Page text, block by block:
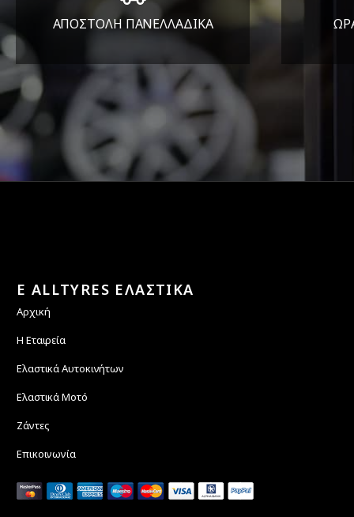
ΑΠΟΣΤΟΛΗ ΠΑΝΕΛΛΑΔΙΚA
Όπου και αν είστε θα σας
στείλουμε τα ελαστικά σας
E ALLTYRES ΕΛΑΣΤΙΚΑ
Αρχική
Η Εταιρεία
Ελαστικά Αυτοκινήτων
Ελαστικά Μοτό
Ζάντες
Επικοινωνία